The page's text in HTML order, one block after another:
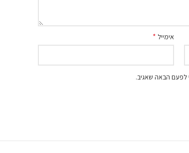
אימייל *
לפעם הבאה שאגיב.